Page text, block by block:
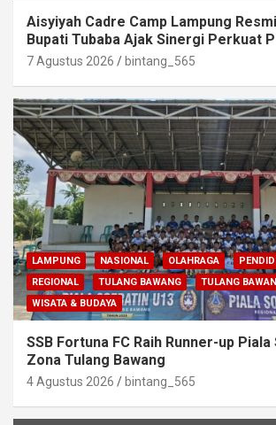
Aisyiyah Cadre Camp Lampung
Bupati Tubaba Ajak Sinergi Perkuat
7 Agustus 2026 bintang_565
LAMPUNG NASIONAL OLAHRAGA
REGIONAL
TULANG BAWANG
TULANG
WISATA & BUDAYA
SSB Fortuna FC Raih Runner-up
Zona Tulang Bawang
4 Agustus 2026 bintang_565